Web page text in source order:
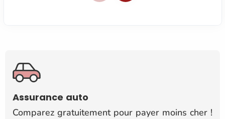
Assurance auto
Comparez gratuitement pour payer moins cher !